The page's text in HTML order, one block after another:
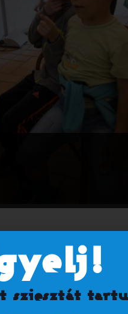
nem biztosított alkalmak).
sziesztát